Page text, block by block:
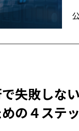
失敗しな
の４ステ